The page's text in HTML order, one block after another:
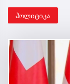
პოლიტიკა